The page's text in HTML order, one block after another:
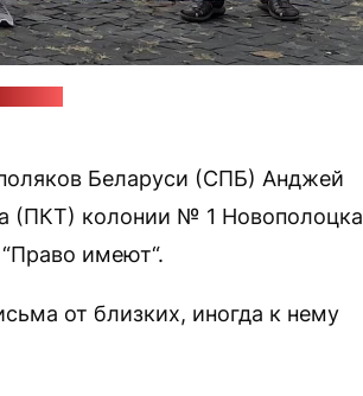
Беларуси (СПБ) Анджей
(ПКТ) колонии № 1 Новополоцка
имеют“.
от близких, иногда к нему